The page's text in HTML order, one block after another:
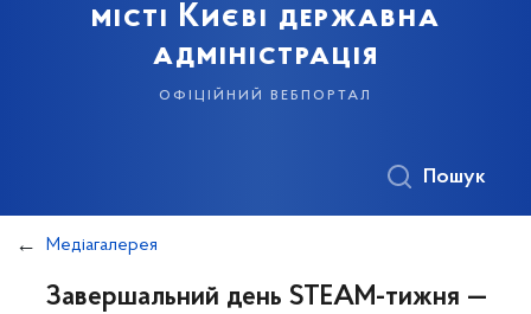
місті Києві державна
адміністрація
офіційний вебпортал
Пошук
Медіагалерея
Завершальний день STEAM-тижня —